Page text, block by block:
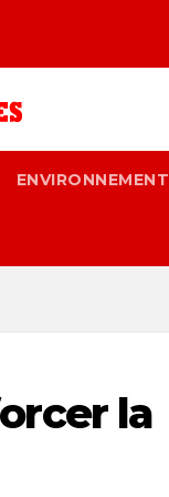
ENVIRONNEMENT
la